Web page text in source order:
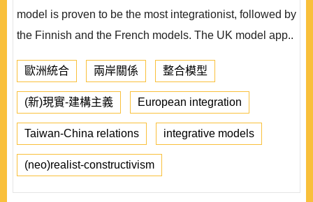
model is proven to be the most integrationist, followed by
the Finnish and the French models. The UK model app..
歐洲統合 兩岸關係 整合模型
(新)現實-建構主義 European integration
Taiwan-China relations integrative models
(neo)realist-constructivism